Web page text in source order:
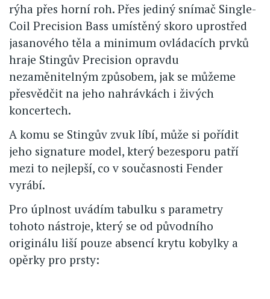
rýha přes horní roh. Přes jediný snímač Single-
Coil Precision Bass umístěný skoro uprostřed
jasanového těla a minimum ovládacích prvků
hraje Stingův Precision opravdu
nezaměnitelným způsobem, jak se můžeme
přesvědčit na jeho nahrávkách i živých
koncertech.
A komu se Stingův zvuk líbí, může si pořídit
jeho signature model, který bezesporu patří
mezi to nejlepší, co v současnosti Fender
vyrábí.
Pro úplnost uvádím tabulku s parametry
tohoto nástroje, který se od původního
originálu liší pouze absencí krytu kobylky a
opěrky pro prsty: